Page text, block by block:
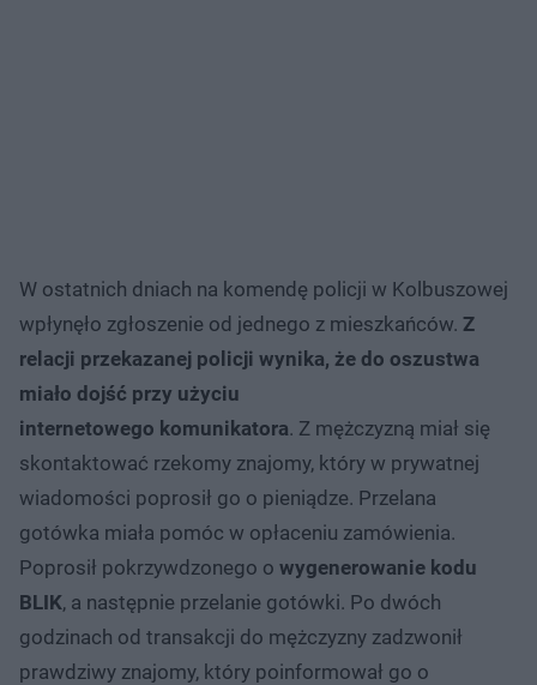
W ostatnich dniach na komendę policji w Kolbuszowej
wpłynęło zgłoszenie od jednego z mieszkańców. Z
relacji przekazanej policji wynika, że do oszustwa
miało dojść przy użyciu
internetowego komunikatora. Z mężczyzną miał się
skontaktować rzekomy znajomy, który w prywatnej
wiadomości poprosił go o pieniądze. Przelana
gotówka miała pomóc w opłaceniu zamówienia.
Poprosił pokrzywdzonego o wygenerowanie kodu
BLIK, a następnie przelanie gotówki. Po dwóch
godzinach od transakcji do mężczyzny zadzwonił
prawdziwy znajomy, który poinformował go o